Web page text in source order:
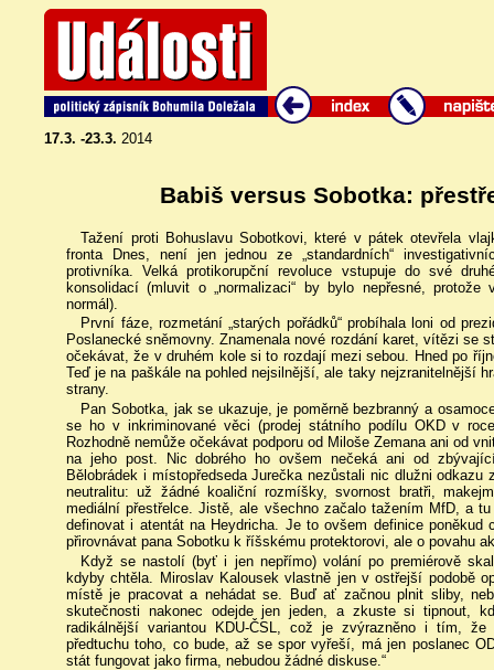
17.3. -23.3. 2014
Babiš versus Sobotka:
Tažení proti Bohuslavu Sobotkovi, které v pátek otevřela
fronta Dnes, není jen jednou ze „standardních“
protivníka. Velká protikorupční revoluce vstupuje do své
konsolidací (mluvit o „normalizaci“ by bylo nepřesné,
normál).
První fáze, rozmetání „starých pořádků“ probíhala loni od
Poslanecké sněmovny. Znamenala nové rozdání karet, vítězi se
očekávat, že v druhém kole si to rozdají mezi sebou. Hned po
Teď je na paškále na pohled nejsilnější, ale taky nejzranitelnější
strany.
Pan Sobotka, jak se ukazuje, je poměrně bezbranný a
se ho v inkriminované věci (prodej státního podílu OKD v
Rozhodně nemůže očekávat podporu od Miloše Zemana ani od
na jeho post. Nic dobrého ho ovšem nečeká ani od
Bělobrádek i místopředseda Jurečka nezůstali nic dlužni
neutralitu: už žádné koaliční rozmíšky, svornost bratři,
mediální přestřelce. Jistě, ale všechno začalo tažením MfD, a
definovat i atentát na Heydricha. Je to ovšem definice
přirovnávat pana Sobotku k říšskému protektorovi, ale o povahu
Když se nastolí (byť i jen nepřímo) volání po premiérově
kdyby chtěla. Miroslav Kalousek vlastně jen v ostřejší podobě
místě je pracovat a nehádat se. Buď ať začnou plnit sliby,
skutečnosti nakonec odejde jen jeden, a zkuste si tipnout,
radikálnější variantou KDU-ČSL, což je zvýrazněno i tím,
předtuchu toho, co bude, až se spor vyřeší, má jen poslanec
stát fungovat jako firma, nebudou žádné diskuse.“